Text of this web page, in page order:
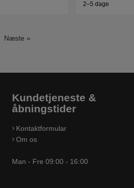
2–5 dage
Næste »
Kundetjeneste &
åbningstider
Kontaktformular
Om os
Man - Fre 09:00 - 16:00